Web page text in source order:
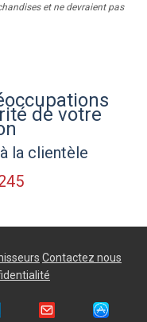
et ne devraient pas
de votre
la clientèle
Contactez nous